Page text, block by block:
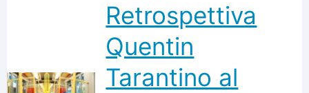
Retrospettiva
Quentin
Tarantino al